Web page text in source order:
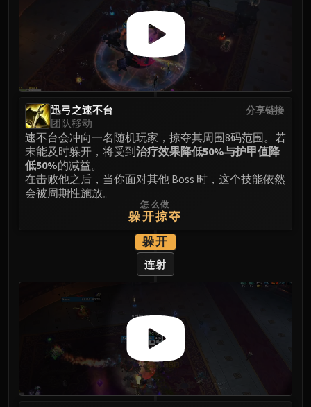
FIRELANDS
Conclave of Wind
Al'akir
Omnotron Defense System
Magmaw
Maloriak
Nefarian
Halfus Wyrmbreaker
Ascendant Council
Cho#gall
Sinestra
AMIRDRASSIL
Gnarlroot
Volcoross
Council of Dreams
Larodar
Nymue
Smolderon
分享链接
迅弓之速不台
团队移动
速不台会冲向一名随机玩家，掠夺其周围8码范围。若
未能及时躲开，将受到治疗效果降低50%与护甲值降
低50%的减益。
在击败他之后，当你面对其他 Boss 时，这个技能依然
会被周期性施放。
怎么做
躲开掠夺
躲开
连射